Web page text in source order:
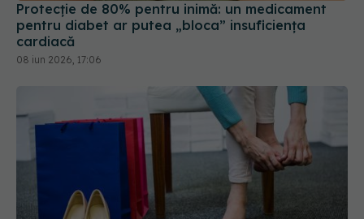
Protecție de 80% pentru inimă: un medicament
pentru diabet ar putea „bloca” insuficiența
cardiacă
08 iun 2026, 17:06